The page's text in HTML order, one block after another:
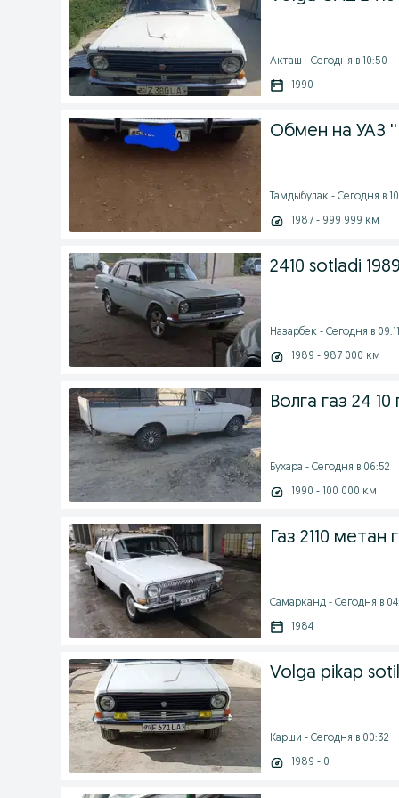
Акташ - Сегодня в 10:50
1990
Обмен на УАЗ ''
Тамдыбулак - Сегодня в
1987 - 999 999 км
2410 sotladi
Назарбек - Сегодня в 09:11
1989 - 987 000 км
Волга газ 24 10
Бухара - Сегодня в 06:52
1990 - 100 000 км
Газ 2110 метан
Самарканд - Сегодня в
1984
Volga pikap
Карши - Сегодня в 00:32
1989 - 0